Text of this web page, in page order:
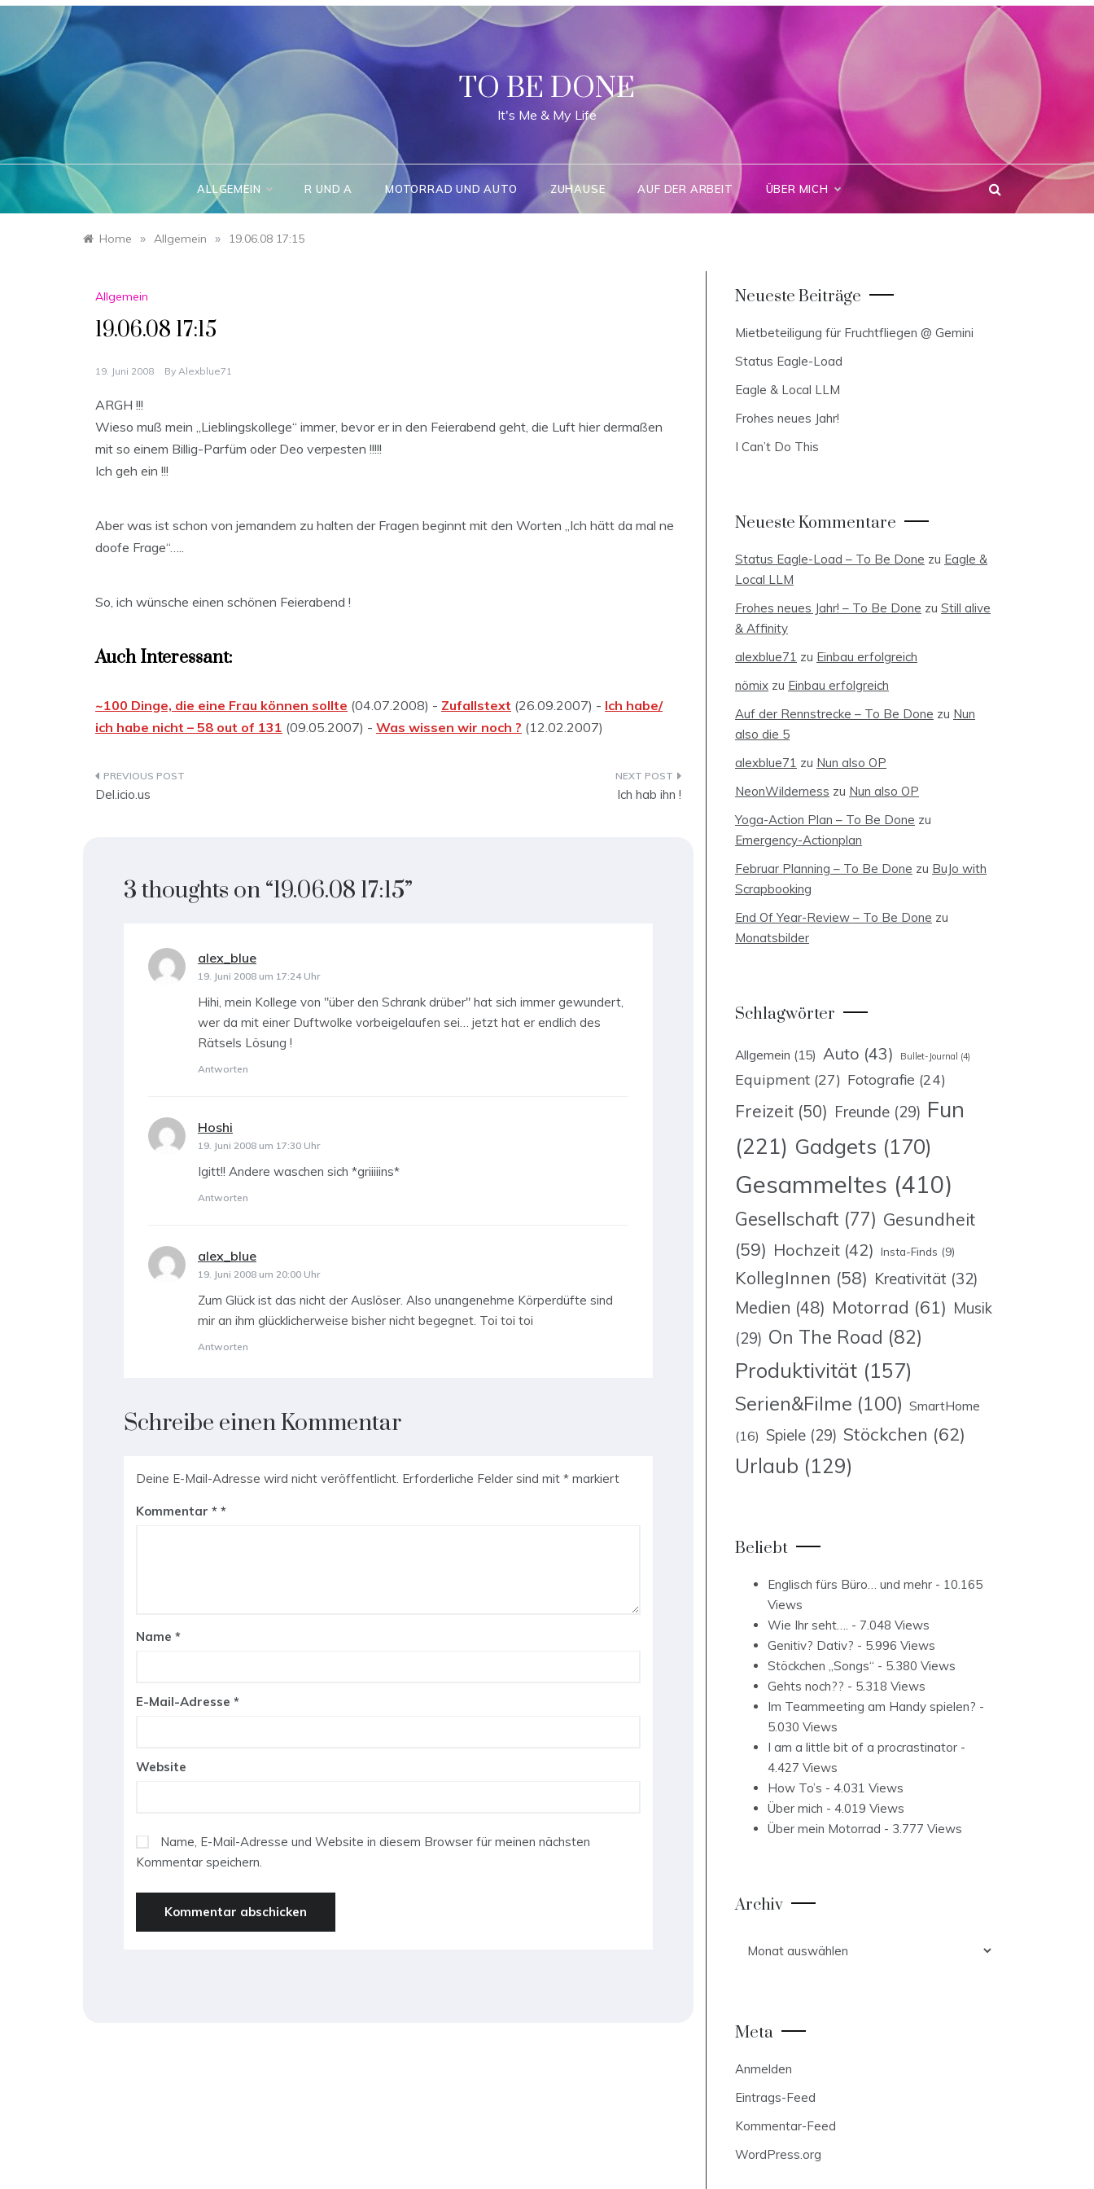
Skip
TO BE DONE
It's Me & My Life
ALLGEMEIN R UND A MOTORRAD UND AUTO ZUHAUSE AUF DER ARBEIT ÜBER MICH
Home » Allgemein » 19.06.08 17:15
Allgemein
19.06.08 17:15
19. Juni 2008 By Alexblue71
ARGH !!!
Wieso muß mein „Lieblingskollege“ immer, bevor er in den Feierabend geht, die Luft hier dermaßen
mit so einem Billig-Parfüm oder Deo verpesten !!!!!
Ich geh ein !!!
Aber was ist schon von jemandem zu halten der Fragen beginnt mit den Worten „Ich hätt da mal ne
doofe Frage“…..
So, ich wünsche einen schönen Feierabend !
Auch Interessant:
~100 Dinge, die eine Frau können sollte (04.07.2008) - Zufallstext (26.09.2007) - Ich habe/
ich habe nicht – 58 out of 131 (09.05.2007) - Was wissen wir noch ? (12.02.2007)
Beitragsnavigation
Del.icio.us Ich hab ihn !
3 thoughts on “19.06.08 17:15”
alex_blue
19. Juni 2008 um 17:24 Uhr
Hihi, mein Kollege von "über den Schrank drüber" hat sich immer gewundert,
wer da mit einer Duftwolke vorbeigelaufen sei… jetzt hat er endlich des
Rätsels Lösung !
Antworten
Hoshi
19. Juni 2008 um 17:30 Uhr
Igitt!! Andere waschen sich *griiiiins*
Antworten
alex_blue
19. Juni 2008 um 20:00 Uhr
Zum Glück ist das nicht der Auslöser. Also unangenehme Körperdüfte sind
mir an ihm glücklicherweise bisher nicht begegnet. Toi toi toi
Antworten
Schreibe einen Kommentar
Deine E-Mail-Adresse wird nicht veröffentlicht. Erforderliche Felder sind mit * markiert
Kommentar *
Name *
E-Mail-Adresse *
Website
Name, E-Mail-Adresse und Website in diesem Browser für meinen nächsten
Kommentar speichern.
Neueste Beiträge
Mietbeteiligung für Fruchtfliegen @ Gemini
Status Eagle-Load
Eagle & Local LLM
Frohes neues Jahr!
I Can’t Do This
Neueste Kommentare
Status Eagle-Load – To Be Done zu Eagle &
Local LLM
Frohes neues Jahr! – To Be Done zu Still alive
& Affinity
alexblue71 zu Einbau erfolgreich
nömix zu Einbau erfolgreich
Auf der Rennstrecke – To Be Done zu Nun
also die 5
alexblue71 zu Nun also OP
NeonWilderness zu Nun also OP
Yoga-Action Plan – To Be Done zu
Emergency-Actionplan
Februar Planning – To Be Done zu BuJo with
Scrapbooking
End Of Year-Review – To Be Done zu
Monatsbilder
Schlagwörter
Allgemein (15) Auto (43) Bullet-Journal (4)
Equipment (27) Fotografie (24)
Freizeit (50) Freunde (29) Fun
(221) Gadgets (170)
Gesammeltes (410)
Gesellschaft (77) Gesundheit
(59) Hochzeit (42) Insta-Finds (9)
KollegInnen (58) Kreativität (32)
Medien (48) Motorrad (61) Musik
(29) On The Road (82)
Produktivität (157)
Serien&Filme (100) SmartHome
(16) Spiele (29) Stöckchen (62)
Urlaub (129)
Beliebt
Englisch fürs Büro… und mehr - 10.165
Views
Wie Ihr seht…. - 7.048 Views
Genitiv? Dativ? - 5.996 Views
Stöckchen „Songs“ - 5.380 Views
Gehts noch?? - 5.318 Views
Im Teammeeting am Handy spielen? -
5.030 Views
I am a little bit of a procrastinator -
4.427 Views
How To’s - 4.031 Views
Über mich - 4.019 Views
Über mein Motorrad - 3.777 Views
Archiv
Meta
Anmelden
Eintrags-Feed
Kommentar-Feed
WordPress.org